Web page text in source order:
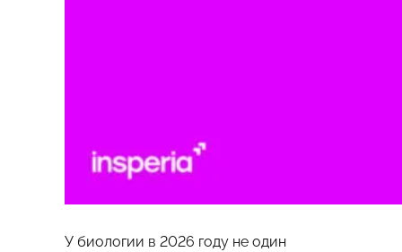
У биологии в 2026 году не один